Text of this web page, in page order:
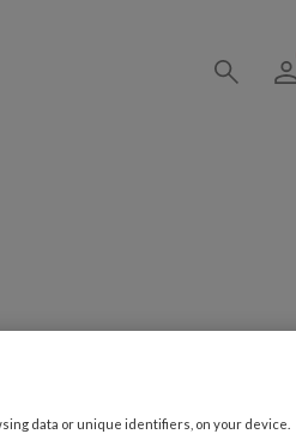
data or unique identifiers, on your device.